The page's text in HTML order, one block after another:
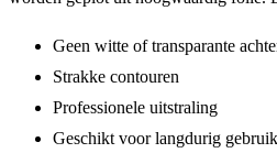
Geen witte of transparante
Strakke contouren
Professionele uitstraling
Geschikt voor langdurig gebruik